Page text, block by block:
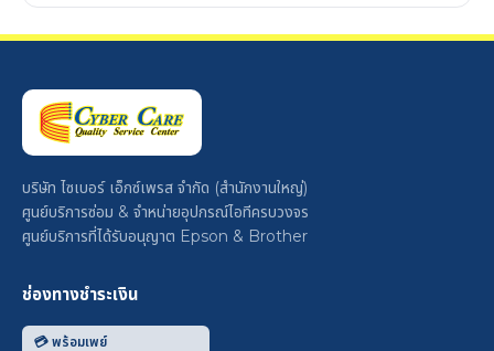
บริษัท ไซเบอร์ เอ็กซ์เพรส จำกัด (สำนักงานใหญ่)
ศูนย์บริการซ่อม & จำหน่ายอุปกรณ์ไอทีครบวงจร
ศูนย์บริการที่ได้รับอนุญาต Epson & Brother
ช่องทางชำระเงิน
💳 พร้อมเพย์